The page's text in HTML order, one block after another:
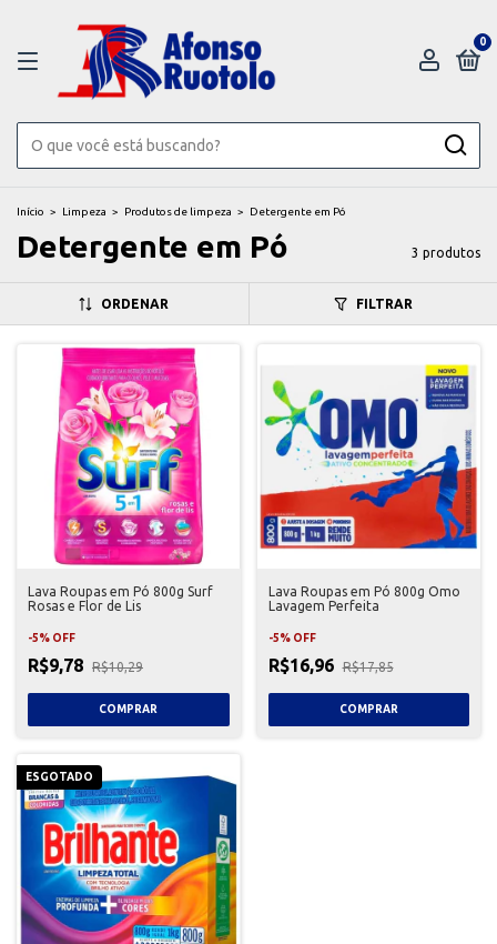
0
Início > Limpeza > Produtos de limpeza > Detergente em Pó
Detergente em Pó 3 produtos
ORDENAR FILTRAR
Lava Roupas em Pó 800g Surf
Rosas e Flor de Lis
-5% OFF
R$9,78 R$10,29
Lava Roupas em Pó 800g Omo
Lavagem Perfeita
-5% OFF
R$16,96 R$17,85
ESGOTADO